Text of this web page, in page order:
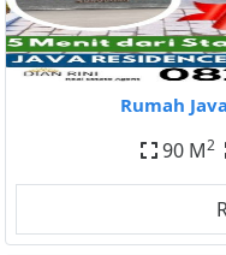
Rumah
90 M2